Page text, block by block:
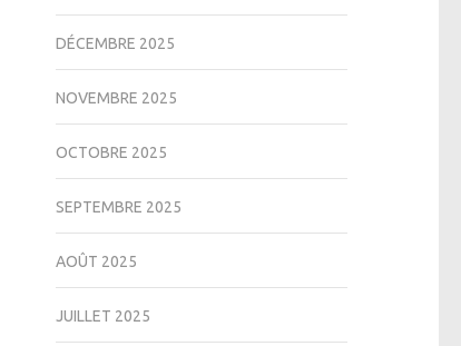
DÉCEMBRE 2025
NOVEMBRE 2025
OCTOBRE 2025
SEPTEMBRE 2025
AOÛT 2025
JUILLET 2025